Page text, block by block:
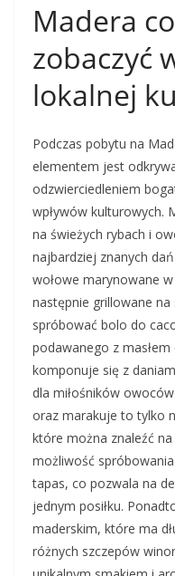
Madera
zobaczyć
lokalnej
Podczas pobytu na
elementem jest
odzwierciedleniem
wpływów kulturowych.
na świeżych rybach i
najbardziej znanych
wołowe marynowane
następnie grillowane
spróbować bolo do
podawanego z
komponuje się z
dla miłośników
oraz marakuje to tylko
które można znaleźć
możliwość
tapas, co pozwala na
jednym posiłku.
maderskim, które ma
różnych szczepów